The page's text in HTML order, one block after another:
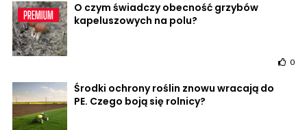
O czym świadczy obecność grzybów
kapeluszowych na polu?
0
Środki ochrony roślin znowu wracają do
PE. Czego boją się rolnicy?